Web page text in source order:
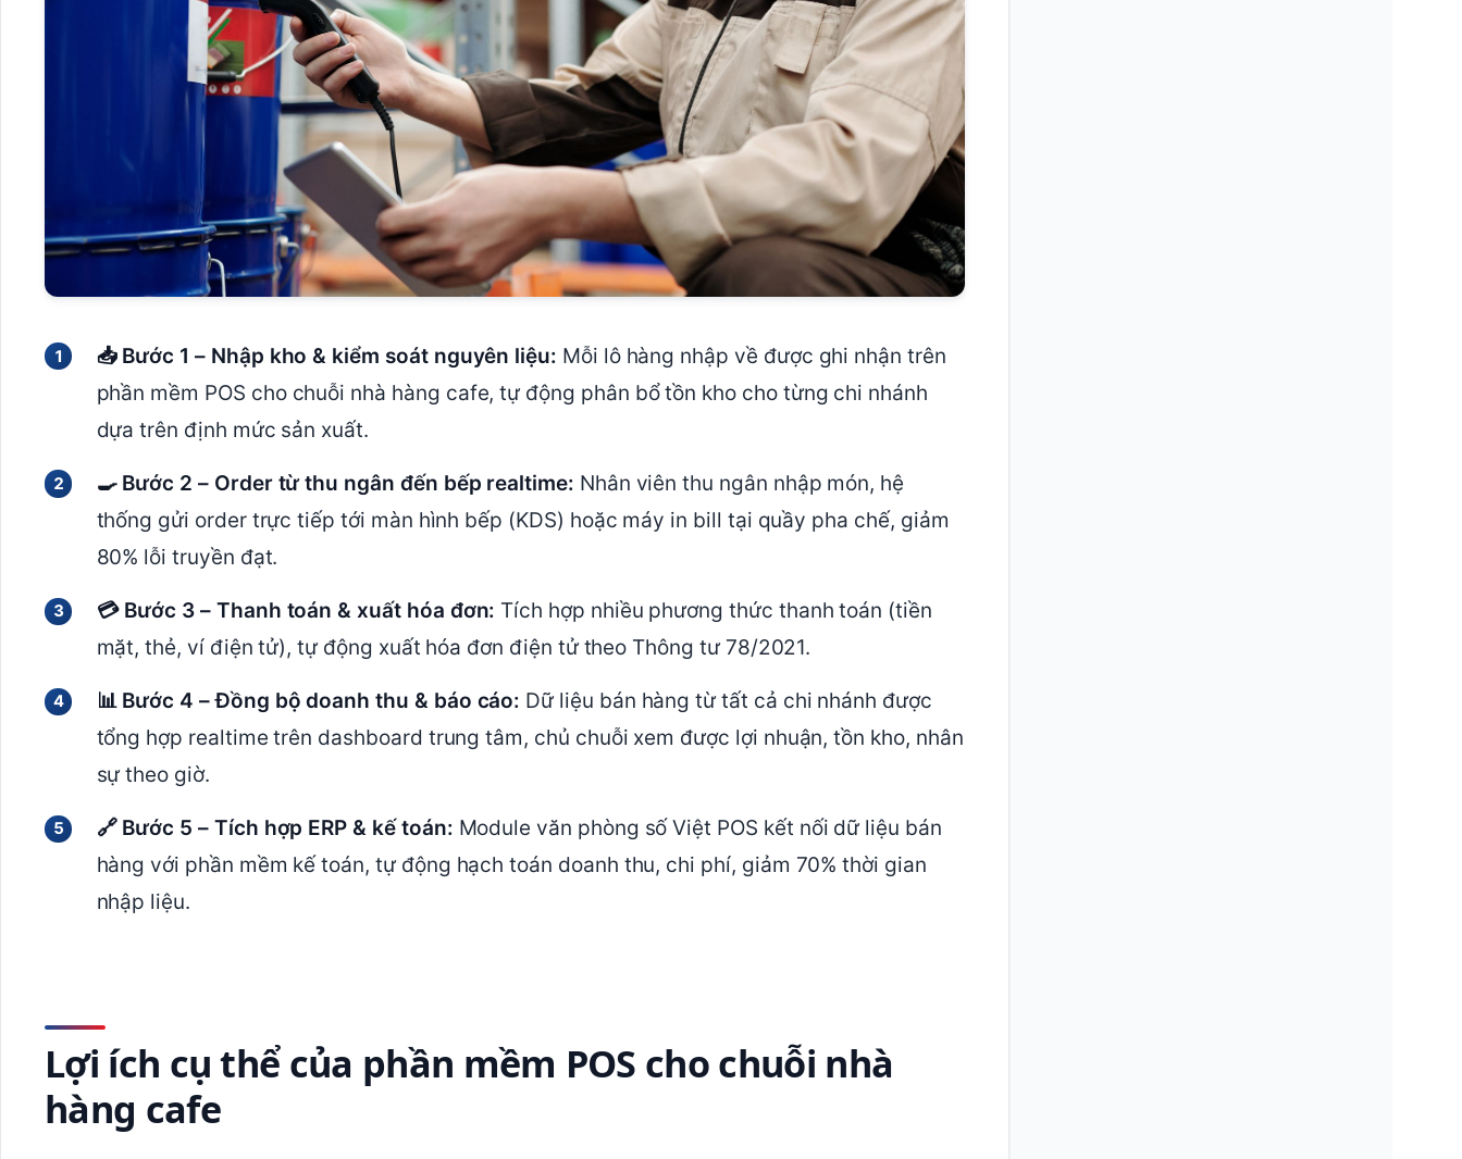
📥 Bước 1 – Nhập kho & kiểm soát nguyên liệu: Mỗi lô hàng nhập về được ghi nhận trên
phần mềm POS cho chuỗi nhà hàng cafe, tự động phân bổ tồn kho cho từng chi nhánh
dựa trên định mức sản xuất.
🍳 Bước 2 – Order từ thu ngân đến bếp realtime: Nhân viên thu ngân nhập món, hệ
thống gửi order trực tiếp tới màn hình bếp (KDS) hoặc máy in bill tại quầy pha chế, giảm
80% lỗi truyền đạt.
💳 Bước 3 – Thanh toán & xuất hóa đơn: Tích hợp nhiều phương thức thanh toán (tiền
mặt, thẻ, ví điện tử), tự động xuất hóa đơn điện tử theo Thông tư 78/2021.
📊 Bước 4 – Đồng bộ doanh thu & báo cáo: Dữ liệu bán hàng từ tất cả chi nhánh được
tổng hợp realtime trên dashboard trung tâm, chủ chuỗi xem được lợi nhuận, tồn kho, nhân
sự theo giờ.
🔗 Bước 5 – Tích hợp ERP & kế toán: Module văn phòng số Việt POS kết nối dữ liệu bán
hàng với phần mềm kế toán, tự động hạch toán doanh thu, chi phí, giảm 70% thời gian
nhập liệu.
Lợi ích cụ thể của phần mềm POS cho chuỗi nhà
hàng cafe